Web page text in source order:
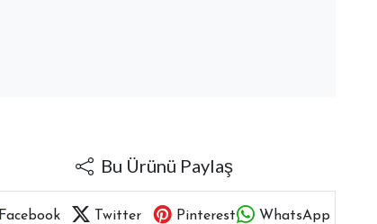
Bu Ürünü Paylaş
Facebook Twitter Pinterest WhatsApp